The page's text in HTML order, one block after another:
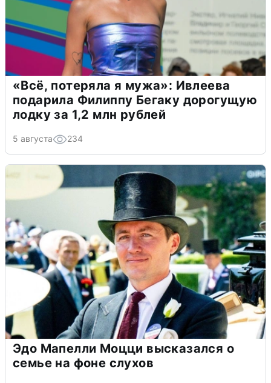
«Всё, потеряла я мужа»: Ивлеева
подарила Филиппу Бегаку дорогущую
лодку за 1,2 млн рублей
5 августа 234
Эдо Мапелли Моцци высказался о
семье на фоне слухов